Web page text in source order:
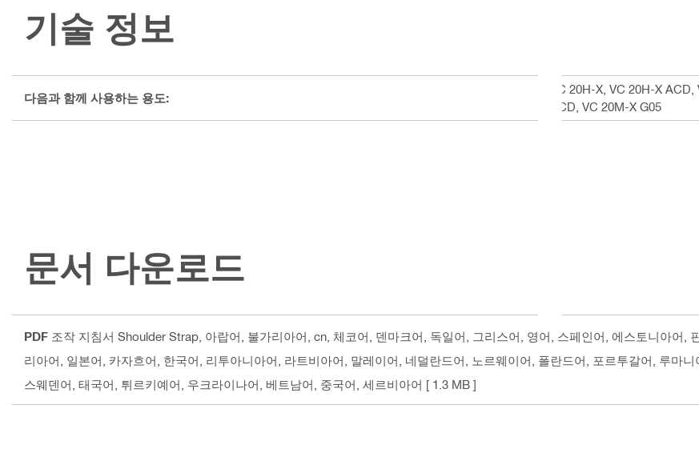
기술 정보
다음과 함께 사용하는 용도:
VC 20H-X, VC 20H-X
ACD, VC 20M-X G05
문서 다운로드
PDF 조작 지침서 Shoulder Strap , 아랍어, 불가리아어, cn, 체코어, 덴마크어, 독일어, 그리스어, 영어, 스페인어, 에스토니아어
리아어, 일본어, 카자흐어, 한국어, 리투아니아어, 라트비아어, 말레이어, 네덜란드어, 노르웨이어, 폴란드어, 포르투갈어, 루마
스웨덴어, 태국어, 튀르키예어, 우크라이나어, 베트남어, 중국어, 세르비아어 [ 1.3 MB ]